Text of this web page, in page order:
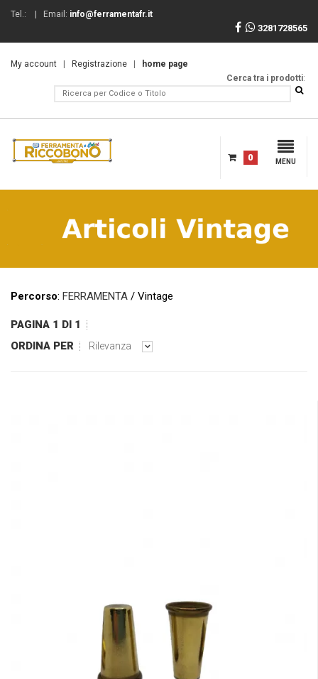
Tel.: | Email: info@ferramentafr.it
3281728565
My account Registrazione
home page
Cerca tra i prodotti:
MENU
0
Percorso: FERRAMENTA / Vintage
PAGINA 1 DI 1
ORDINA PER
Rilevanza